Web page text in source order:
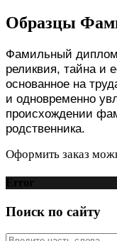
Образцы
Фамильный диплом
реликвия, тайна и
основанное на
и одновременно
происхождении
родственника.
Оформить заказ
Error
Поиск по сайту